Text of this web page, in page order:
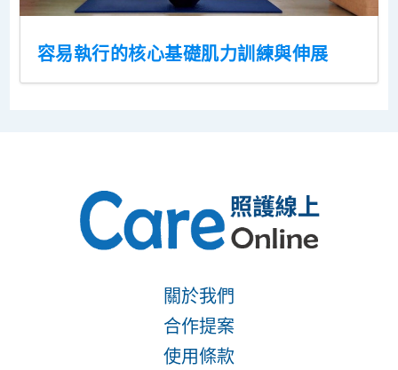
容易執行的核心基礎肌力訓練與伸展
關於我們
合作提案
使用條款